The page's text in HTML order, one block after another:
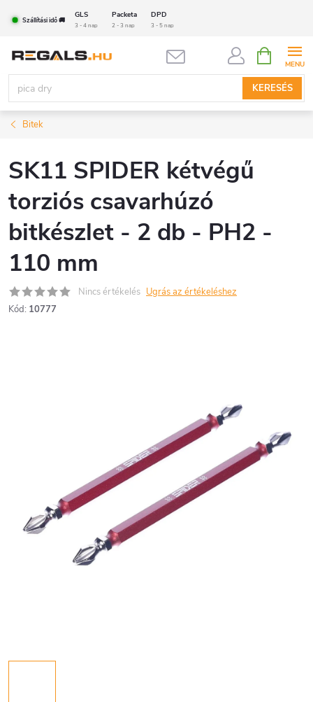
tartalomhoz
Szállítási idő 🚚
GLS Packeta DPD
3 - 4 nap 2 - 3 nap 3 - 5 nap
KERESÉS
KOSÁR
Bitek
SK11 SPIDER kétvégű
torziós csavarhúzó
bitkészlet - 2 db - PH2 -
110 mm
Nincs értékelés Ugrás az értékeléshez
Kód: 10777